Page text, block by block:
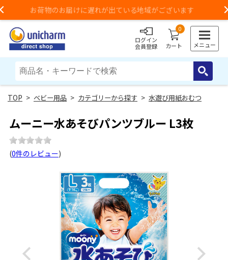
Previous 3,980円以上のご購入で送料無料（一部地域除く）
ログイン
会員登録
0
カート メニュー
> ベビー用品 > カテゴリーから探す > 水遊び用紙おむつ
ムーニー水あそびパンツブルー L3枚
(0件のレビュー)
Previous Next